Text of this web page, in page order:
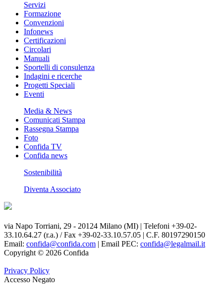
Servizi
Formazione
Convenzioni
Infonews
Certificazioni
Circolari
Manuali
Sportelli di consulenza
Indagini e ricerche
Progetti Speciali
Eventi
Media & News
Comunicati Stampa
Rassegna Stampa
Foto
Confida TV
Confida news
Sostenibilità
Diventa Associato
via Napo Torriani, 29 - 20124 Milano (MI) | Telefoni +39-02-
33.10.64.27 (r.a.) / Fax +39-02-33.10.57.05 | C.F. 80197290150
Email: confida@confida.com | Email PEC: confida@legalmail.it
Copyright © 2026 Confida
Privacy Policy
Accesso Negato